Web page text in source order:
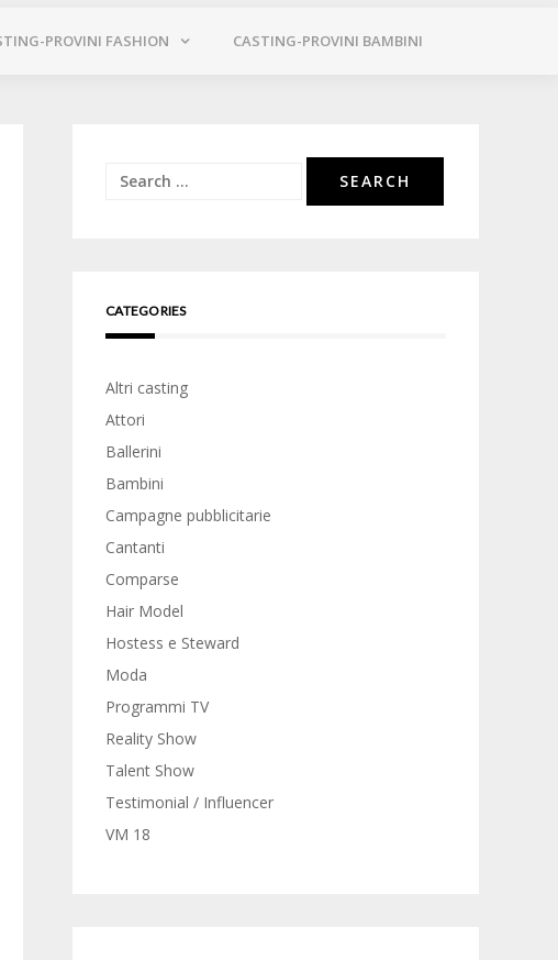
PROVINI FASHION CASTING-PROVINI BAMBINI
Search
CATEGORIES
Altri casting
Attori
Ballerini
Bambini
Campagne pubblicitarie
Cantanti
Comparse
Hair Model
Hostess e Steward
Moda
Programmi TV
Reality Show
Talent Show
Testimonial / Influencer
VM 18